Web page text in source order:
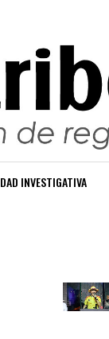
INVESTIGATIVA